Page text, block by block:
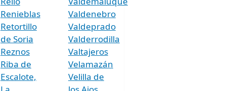
Renieblas
Retortillo
de Soria
Reznos
Riba de
Escalote,
Valdenebro
Valdeprado
Valderrodilla
Valtajeros
Velamazán
Velilla de